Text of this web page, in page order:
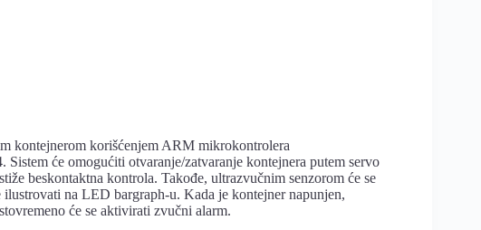
kontejnerom korišćenjem ARM mikrokontrolera
će omogućiti otvaranje/zatvaranje kontejnera putem servo
beskontaktna kontrola. Takođe, ultrazvučnim senzorom će se
na LED bargraph-u. Kada je kontejner napunjen,
će se aktivirati zvučni alarm.